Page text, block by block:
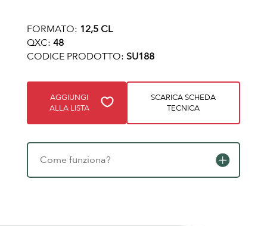
FORMATO: 12,5 CL
QXC: 48
CODICE PRODOTTO: SU188
AGGIUNGI
ALLA LISTA
SCARICA SCHEDA
TECNICA
Come funziona?